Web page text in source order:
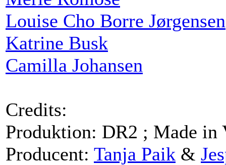
Louise Cho Borre Jørgensen
Katrine Busk
Camilla Johansen
Credits:
Produktion: DR2 ; Made in
Producent: Tanja Paik &